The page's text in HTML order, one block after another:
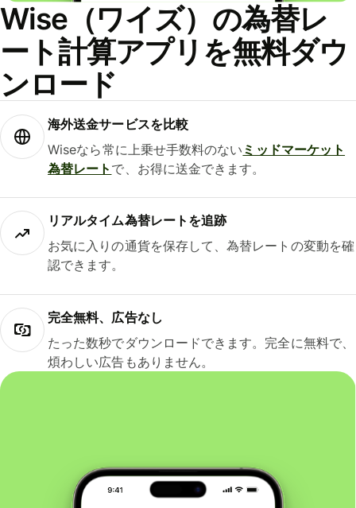
Wise（ワイズ）の為替レ
ート計算アプリを無料ダウ
ンロード
海外送金サービスを比較
Wiseなら常に上乗せ手数料のない ミッドマーケット
為替レート で、お得に送金できます。
リアルタイム為替レートを追跡
お気に入りの通貨を保存して、為替レートの変動を確
認できます。
完全無料、広告なし
たった数秒でダウンロードできます。完全に無料で、
煩わしい広告もありません。